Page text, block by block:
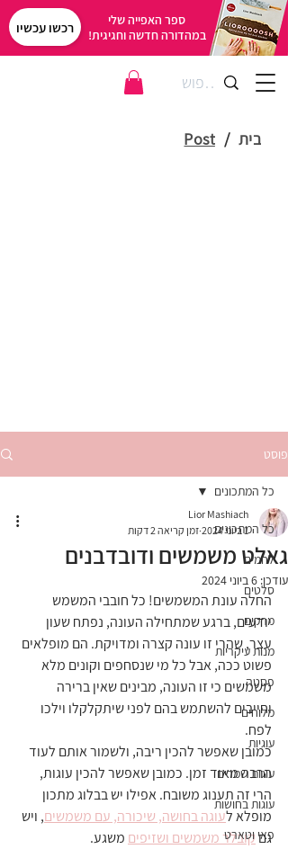
רכשו עכשיו
ספר האפייה שלי
במהדורה חדשה וחגיגית!
בית /
Post
פוסט
כל המתכונים
לחמים
סלטים
מרקים
מנות עיקריות
פסטה
מלוחים
עוגיות
עוגות שמרים
עוגות בחושות
פאי וטארט
כל המתכונים
גאלט משמשים ודובדבנים
Lior Mashiach
1 ביוני 2024
זמן קריאה 2 דקות
עודכן: 6 ביוני 2024
החלה עונת המשמשים! כל חובבי המשמש
יודעים, ברגע שמתחילה העונה, נפתח שעון
עצר, שהרי זו עונה קצרה ומדויקת. הם מופלאים
פשוט ככה, אבל כל מי שנסחפים וקונים מלא
משמשים כי זו העונה, מבינים שאין ברירה
וחייבים להשתמש בהם לפני שיתקלקלו וילכו
לפח.
כמובן שאפשר להכין ריבה, ולשמור אותם לעוד
הרבה מאוד זמן. כמובן שאפשר להכין עוגות,
הרי זה תענוג משובח. אפילו יש בבלוג מתכון
מופלא לעוגה בחושה, שיכורה, עם משמשים, ויש
גם קובלר משמשים ושזיפים משגע.